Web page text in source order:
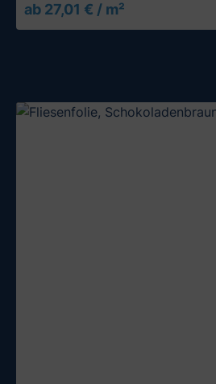
ab 27,01 € / m²Muster testen